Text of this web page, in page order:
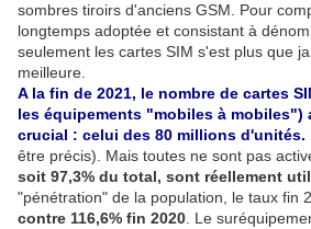
sombres tiroirs d'anciens GSM. Pour
longtemps adoptée et consistant à
seulement les cartes SIM s'est plus que
meilleure.
A la fin de 2021, le nombre de cartes
les équipements "mobiles à mobiles")
crucial : celui des 80 millions d'unités.
être précis). Mais toutes ne sont pas
soit 97,3% du total, sont réellement
"pénétration" de la population, le taux fin
contre 116,6% fin 2020 . Le